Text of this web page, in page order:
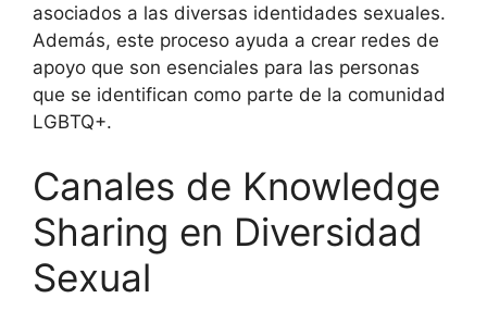
asociados a las diversas identidades sexuales.
Además, este proceso ayuda a crear redes de
apoyo que son esenciales para las personas
que se identifican como parte de la comunidad
LGBTQ+.
Canales de Knowledge
Sharing en Diversidad
Sexual